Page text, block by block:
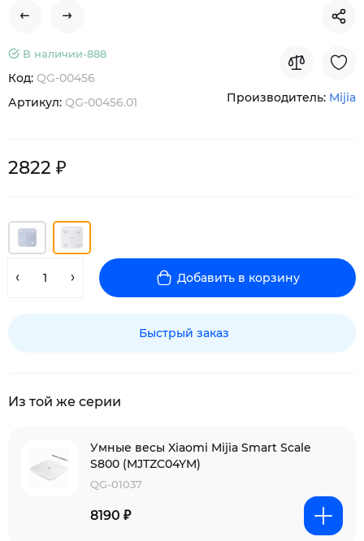
В наличии-888
Код: QG-00456
Артикул: QG-00456.01 Производитель: Mijia
2822 ₽
Добавить в корзину
Быстрый заказ
Из той же серии
Умные весы Xiaomi Mijia Smart Scale
S800 (MJTZC04YM)
QG-01037
8190 ₽